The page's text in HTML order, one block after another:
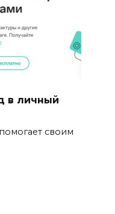
в личный
своим